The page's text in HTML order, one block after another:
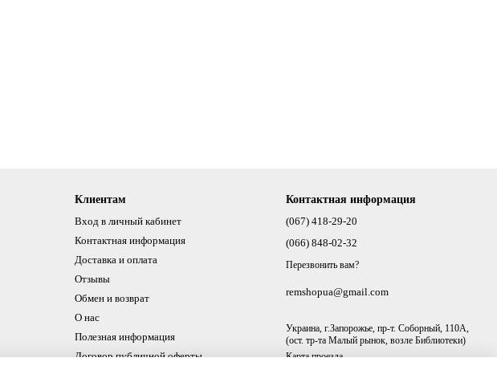
Клиентам
Вход в личный кабинет
Контактная информация
Доставка и оплата
Отзывы
Обмен и возврат
О нас
Полезная информация
Договор публичной оферты
Контактная информация
(067) 418-29-20
(066) 848-02-32
Перезвонить вам?
remshopua@gmail.com
Украина, г.Запорожье, пр-т. Соборный, 110А,
(ост. тр-та Малый рынок, возле Библиотеки)
Карта проезда